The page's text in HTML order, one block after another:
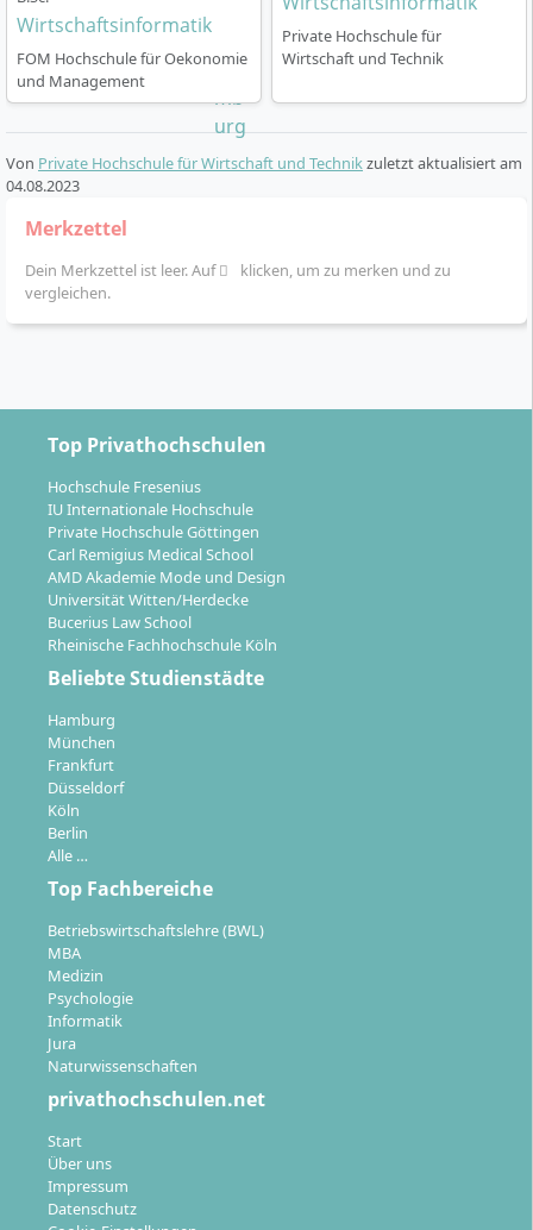
Wirtschaftsinformatik
FOM Hochschule für Oekonomie
und Management
Private Hochschule für
Wirtschaft und Technik
Von Private Hochschule für Wirtschaft und Technikzuletzt aktualisiert am
04.08.2023
Merkzettel
Dein Merkzettel ist leer. Auf
klicken, um zu merken und zu
vergleichen.
Top Privathochschulen
Hochschule Fresenius
IU Internationale Hochschule
Private Hochschule Göttingen
Carl Remigius Medical School
AMD Akademie Mode und Design
Universität Witten/Herdecke
Bucerius Law School
Rheinische Fachhochschule Köln
Beliebte Studienstädte
Hamburg
München
Frankfurt
Düsseldorf
Köln
Berlin
Alle …
Top Fachbereiche
Betriebswirtschaftslehre (BWL)
MBA
Medizin
Psychologie
Informatik
Jura
Naturwissenschaften
privathochschulen.net
Start
Über uns
Impressum
Datenschutz